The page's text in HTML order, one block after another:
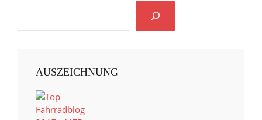
AUSZEICHNUNG